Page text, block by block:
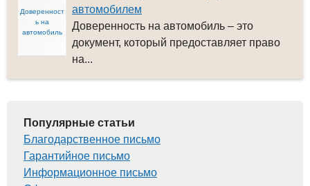
Доверенност
ь на
автомобиль
автомобилем
Доверенность на автомобиль – это
документ, который предоставляет право
на...
Популярные статьи
Благодарственное письмо
Гарантийное письмо
Информационное письмо